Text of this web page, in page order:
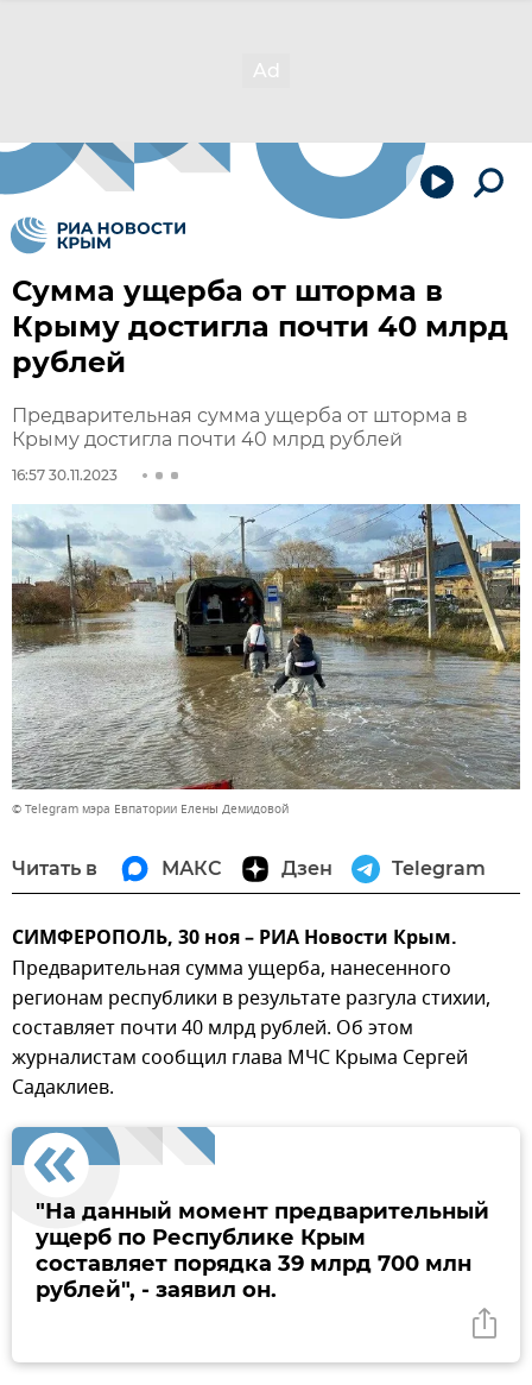
Сумма ущерба от шторма в
Крыму достигла почти 40 млрд
рублей
Предварительная сумма ущерба от шторма в
Крыму достигла почти 40 млрд рублей
16:57 30.11.2023
© Telegram мэра Евпатории Елены Демидовой
Читать в МАКС Дзен Telegram
СИМФЕРОПОЛЬ, 30 ноя – РИА Новости Крым.
Предварительная сумма ущерба, нанесенного
регионам республики в результате разгула стихии,
составляет почти 40 млрд рублей. Об этом
журналистам сообщил глава МЧС Крыма Сергей
Садаклиев.
"На данный момент предварительный
ущерб по Республике Крым
составляет порядка 39 млрд 700 млн
рублей", - заявил он.